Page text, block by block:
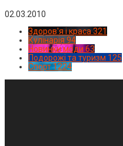
02.03.2010
Здоров'я і краса 321
Кулінарія 94
Новинки моди 63
Подорожі та туризм 125
Спорт1224